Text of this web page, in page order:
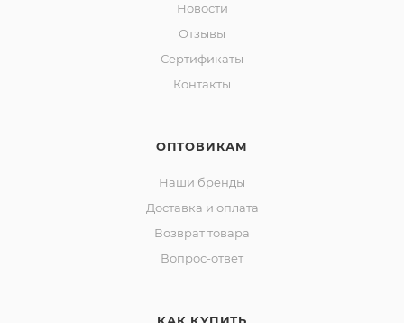
Новости
Отзывы
Сертификаты
Контакты
ОПТОВИКАМ
Наши бренды
Доставка и оплата
Возврат товара
Вопрос-ответ